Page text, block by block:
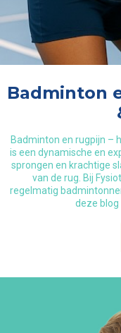
Badminton
Badminton en rugpijn –
is een dynamische en
sprongen en krachtige
van de rug. Bij
regelmatig
deze blog